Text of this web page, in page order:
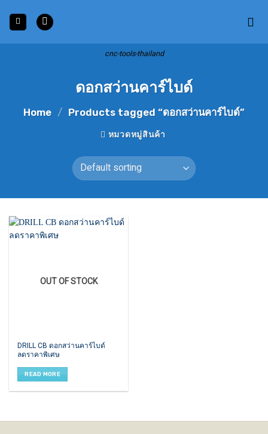
content
cnc-tools-thailand
ดอกสว่านคาร์ไบด์
Home / Products tagged “ดอกสว่านคาร์ไบด์”
หมวดหมู่สินค้า
OUT OF STOCK
DRILL CB ดอกสว่านคาร์ไบด์
ลดราคาพิเศษ
READ MORE